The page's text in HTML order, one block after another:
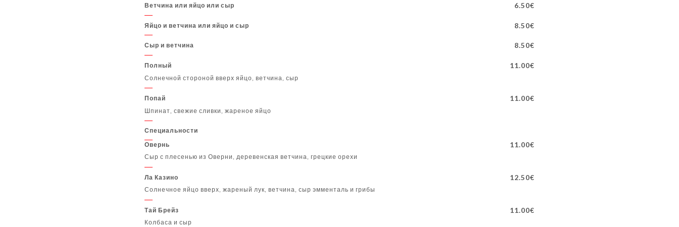
Ветчина или яйцо или сыр 6.50€
Яйцо и ветчина или яйцо и сыр 8.50€
Сыр и ветчина 8.50€
Полный 11.00€
Солнечной стороной вверх яйцо, ветчина, сыр
Попай 11.00€
Шпинат, свежие сливки, жареное яйцо
Специальности
Овернь
11.00€
Сыр с плесенью из Оверни, деревенская ветчина, грецкие орехи
Ла Казино 12.50€
Солнечное яйцо вверх, жареный лук, ветчина, сыр эмменталь и грибы
Тай Брейз 11.00€
Колбаса и сыр